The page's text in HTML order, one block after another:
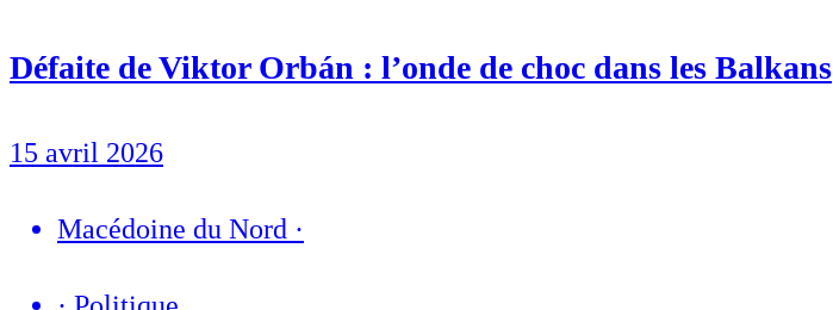
Défaite de Viktor Orbán : l’onde de choc dans les Balkans
15 avril 2026
Macédoine du Nord ·